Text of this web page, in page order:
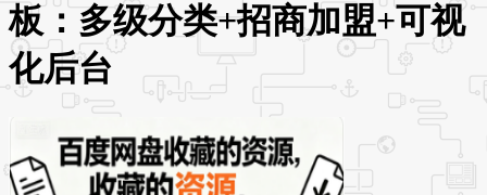
板：多级分类+招商加盟+可视
化后台